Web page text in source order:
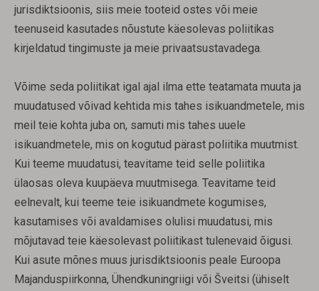
jurisdiktsioonis, siis meie tooteid ostes või meie
teenuseid kasutades nõustute käesolevas poliitikas
kirjeldatud tingimuste ja meie privaatsustavadega.
Võime seda poliitikat igal ajal ilma ette teatamata muuta ja
muudatused võivad kehtida mis tahes isikuandmetele, mis
meil teie kohta juba on, samuti mis tahes uuele
isikuandmetele, mis on kogutud pärast poliitika muutmist.
Kui teeme muudatusi, teavitame teid selle poliitika
ülaosas oleva kuupäeva muutmisega. Teavitame teid
eelnevalt, kui teeme teie isikuandmete kogumises,
kasutamises või avaldamises olulisi muudatusi, mis
mõjutavad teie käesolevast poliitikast tulenevaid õigusi.
Kui asute mõnes muus jurisdiktsioonis peale Euroopa
Majanduspiirkonna, Ühendkuningriigi või Šveitsi (ühiselt